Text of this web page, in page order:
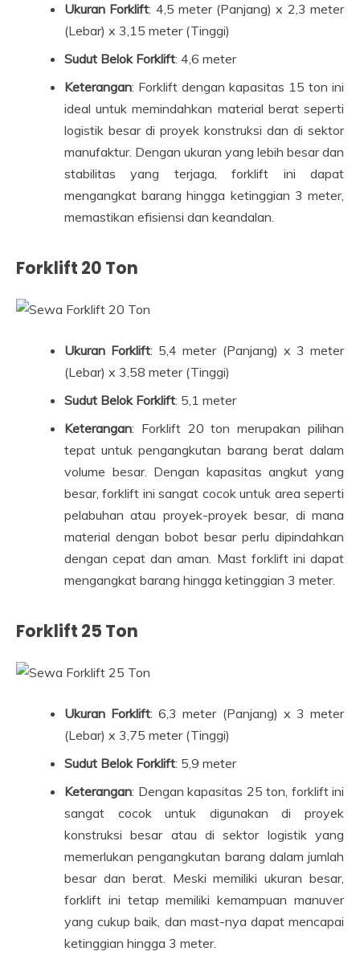
Ukuran Forklift: 4,5 meter (Panjang) x 2,3 meter
(Lebar) x 3,15 meter (Tinggi)
Sudut Belok Forklift: 4,6 meter
Keterangan: Forklift dengan kapasitas 15 ton ini
ideal untuk memindahkan material berat seperti
logistik besar di proyek konstruksi dan di sektor
manufaktur. Dengan ukuran yang lebih besar dan
stabilitas yang terjaga, forklift ini dapat
mengangkat barang hingga ketinggian 3 meter,
memastikan efisiensi dan keandalan.
Forklift 20 Ton
Ukuran Forklift: 5,4 meter (Panjang) x 3 meter
(Lebar) x 3,58 meter (Tinggi)
Sudut Belok Forklift: 5,1 meter
Keterangan: Forklift 20 ton merupakan pilihan
tepat untuk pengangkutan barang berat dalam
volume besar. Dengan kapasitas angkut yang
besar, forklift ini sangat cocok untuk area seperti
pelabuhan atau proyek-proyek besar, di mana
material dengan bobot besar perlu dipindahkan
dengan cepat dan aman. Mast forklift ini dapat
mengangkat barang hingga ketinggian 3 meter.
Forklift 25 Ton
Ukuran Forklift: 6,3 meter (Panjang) x 3 meter
(Lebar) x 3,75 meter (Tinggi)
Sudut Belok Forklift: 5,9 meter
Keterangan: Dengan kapasitas 25 ton, forklift ini
sangat cocok untuk digunakan di proyek
konstruksi besar atau di sektor logistik yang
memerlukan pengangkutan barang dalam jumlah
besar dan berat. Meski memiliki ukuran besar,
forklift ini tetap memiliki kemampuan manuver
yang cukup baik, dan mast-nya dapat mencapai
ketinggian hingga 3 meter.